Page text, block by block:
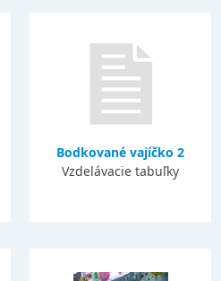
Bodkované vajíčko 2
Vzdelávacie tabuľky